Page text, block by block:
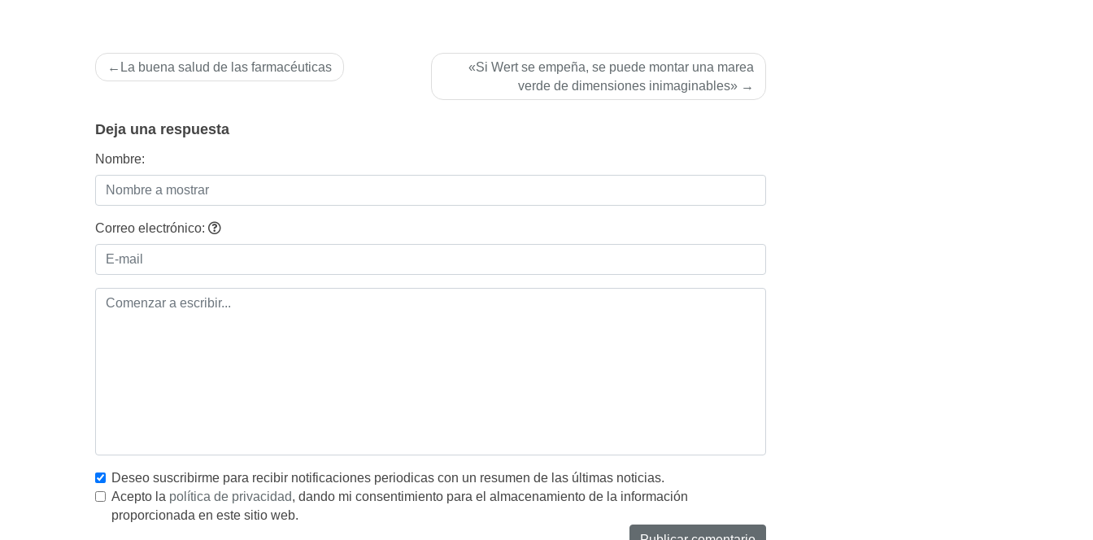
Navegación
de
La buena salud de las farmacéuticas
«Si Wert se empeña, se puede montar una marea
verde de dimensiones inimaginables»
Deja una respuesta
Nombre:
Correo electrónico:
Deseo suscribirme para recibir notificaciones periodicas con un resumen de las últimas noticias.
Acepto la política de privacidad, dando mi consentimiento para el almacenamiento de la información
proporcionada en este sitio web.